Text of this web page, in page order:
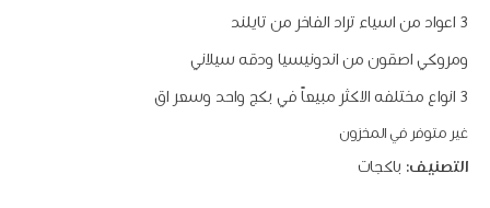
الأصلي
هو:
$291.
الحالي
$210.
٣ اعواد من اسياء تراد الفاخر من تايلند
ومروكي اصقون من اندونيسيا ودقه سيلاني
٣ انواع مختلفه الاكثر مبيعاً في بكج واحد وسعر اق
غير متوفر في المخزون
التصنيف: باكجات